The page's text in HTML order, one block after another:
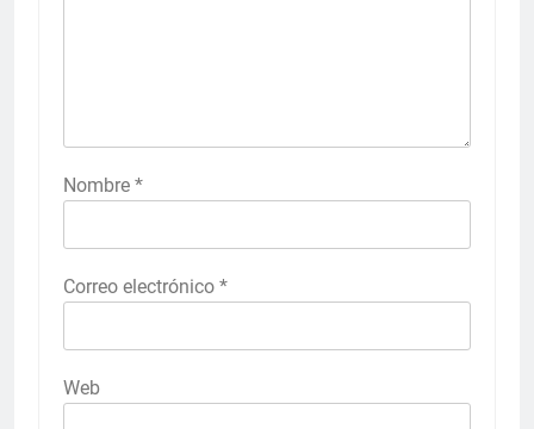
Nombre *
Correo electrónico *
Web